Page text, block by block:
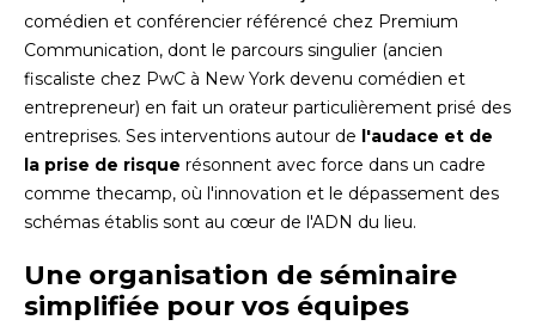
comédien et conférencier référencé chez Premium
Communication, dont le parcours singulier (ancien
fiscaliste chez PwC à New York devenu comédien et
entrepreneur) en fait un orateur particulièrement prisé des
entreprises. Ses interventions autour de l'audace et de
la prise de risque résonnent avec force dans un cadre
comme thecamp, où l'innovation et le dépassement des
schémas établis sont au cœur de l'ADN du lieu.
Une organisation de séminaire
simplifiée pour vos équipes